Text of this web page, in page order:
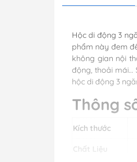
Hộc di động 3
phẩm này đem
không gian nội
động, thoải
hộc di động 3
Thông
Kích thước
Chất Liệu